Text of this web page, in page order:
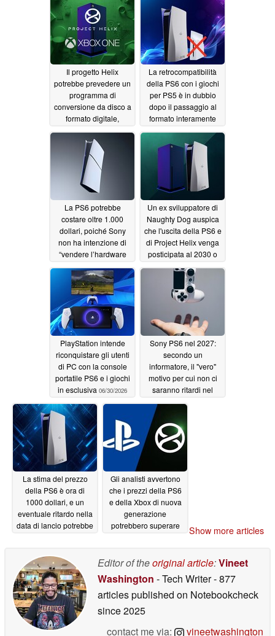
07/15/2026
sviluppatori riguardo
alla fine dei giochi su
supporto fisico
07/03/2026
Il progetto Helix
potrebbe prevedere un
programma di
conversione da disco a
formato digitale,
console Xbox un
vantaggio rispetto alla
PS607/02/2026
La retrocompatibilità
della PS6 con i giochi
per PS5 è in dubbio
dopo il passaggio al
formato interamente
Sony
07/02/2026
La PS6 potrebbe
costare oltre 1.000
dollari, poiché Sony
non ha intenzione di
“vendere l’hardware
significative”06/30/2026
Un ex sviluppatore di
Naughty Dog auspica
che l'uscita della PS6 e
di Project Helix venga
posticipata al 2030 o
06/30/2026
PlayStation intende
riconquistare gli utenti
di PC con la console
portatile PS6 e i giochi
in esclusiva 06/30/2026
Sony PS6 nel 2027:
secondo un
informatore, il "vero"
motivo per cui non ci
saranno ritardi nel
ha nulla a che vedere
con i prezzi della RAM
06/29/2026
La stima del prezzo
della PS6 è ora di
1000 dollari, e un
eventuale ritardo nella
data di lancio potrebbe
della console06/28/2026
Gli analisti avvertono
che i prezzi della PS6
e della Xbox di nuova
generazione
potrebbero superare
Show more articles
Editor of theoriginal article:Vineet
Washington - Tech Writer- 877
articles published on Notebookcheck
since 2025
contact me via:
vineetwashington